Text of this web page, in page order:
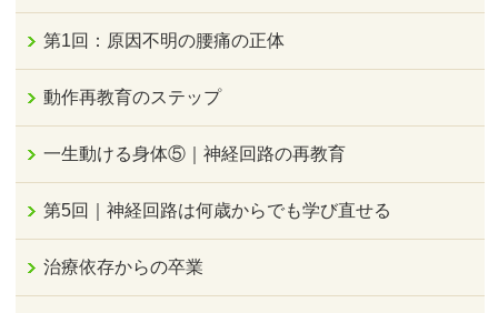
第1回：原因不明の腰痛の正体
動作再教育のステップ
一生動ける身体⑤｜神経回路の再教育
第5回｜神経回路は何歳からでも学び直せる
治療依存からの卒業